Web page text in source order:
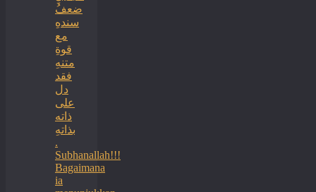
ضعفُ
سندهِ
مع
قوةِ
متنهِ
فقد
دل
على
ذاته
بذاتهِ
.
Subhanallah!!!
Bagaimana
ia